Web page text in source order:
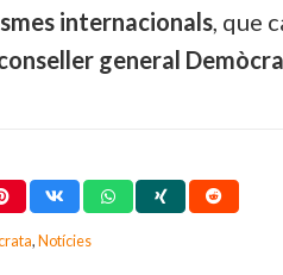
internacionals, que
general
, Notícies